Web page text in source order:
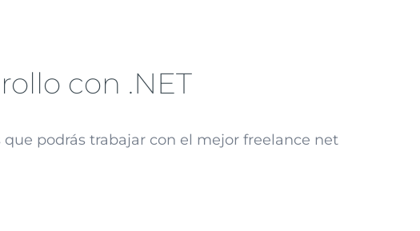
con .NET
podrás trabajar con el mejor freelance net